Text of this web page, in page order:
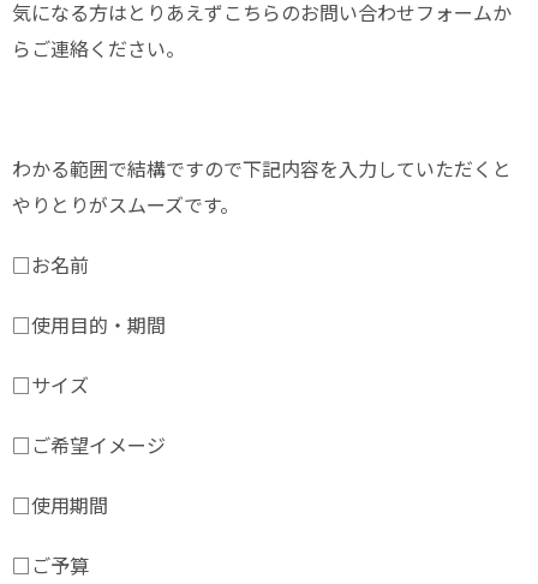
気になる方はとりあえずこちらのお問い合わせフォームか
らご連絡ください。
わかる範囲で結構ですので下記内容を入力していただくと
やりとりがスムーズです。
□お名前
□使用目的・期間
□サイズ
□ご希望イメージ
□使用期間
□ご予算